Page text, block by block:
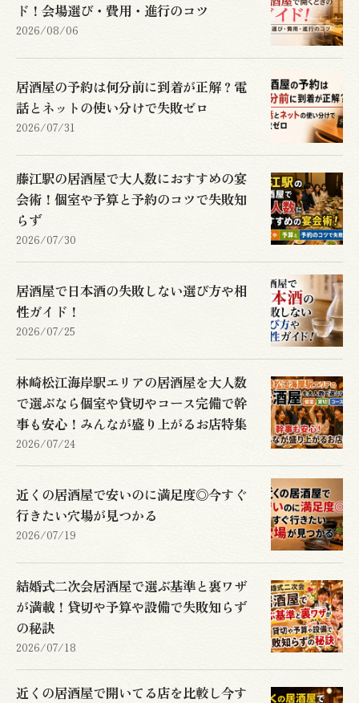
ド！会場選び・費用・進行のコツ
2026/08/06
居酒屋の予約は何分前に到着が正解？電
話とネットの使い分けで失敗ゼロ
2026/07/31
藤江駅の居酒屋で大人数におすすめの宴
会術！個室や予算と予約のコツで失敗知
らず
2026/07/30
居酒屋で日本酒の失敗しない選び方や相
性ガイド！
2026/07/25
林崎松江海岸駅エリアの居酒屋を大人数
で選ぶなら個室や貸切やコース完備で幹
事も安心！みんなが盛り上がるお店特集
2026/07/24
近くの居酒屋で安いのに満足度◎今すぐ
行きたい穴場が見つかる
2026/07/19
結婚式二次会居酒屋で選ぶ基準と裏ワザ
が満載！貸切や予算や設備で失敗知らず
の秘訣
2026/07/18
近くの居酒屋で開いてる店を比較し今す